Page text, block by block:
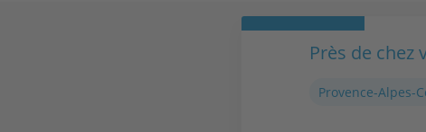
Près de chez
Provence-Alpes-